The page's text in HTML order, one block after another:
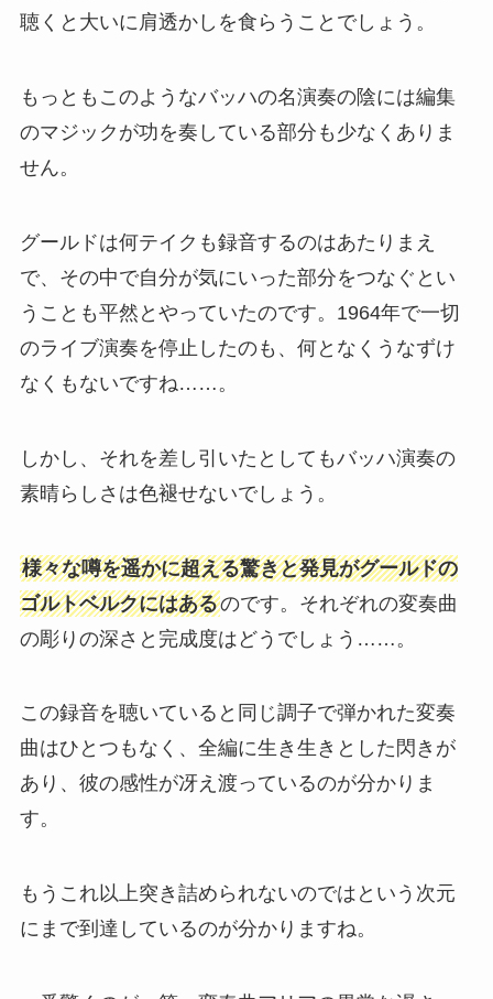
聴くと大いに肩透かしを食らうことでしょう。
もっともこのようなバッハの名演奏の陰には編集
のマジックが功を奏している部分も少なくありま
せん。
グールドは何テイクも録音するのはあたりまえ
で、その中で自分が気にいった部分をつなぐとい
うことも平然とやっていたのです。1964年で一切
のライブ演奏を停止したのも、何となくうなずけ
なくもないですね……。
しかし、それを差し引いたとしてもバッハ演奏の
素晴らしさは色褪せないでしょう。
様々な噂を遥かに超える驚きと発見がグールドの
ゴルトベルクにはあるのです。それぞれの変奏曲
の彫りの深さと完成度はどうでしょう……。
この録音を聴いていると同じ調子で弾かれた変奏
曲はひとつもなく、全編に生き生きとした閃きが
あり、彼の感性が冴え渡っているのが分かりま
す。
もうこれ以上突き詰められないのではという次元
にまで到達しているのが分かりますね。